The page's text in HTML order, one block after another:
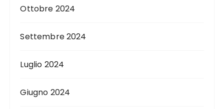
Ottobre 2024
Settembre 2024
Luglio 2024
Giugno 2024